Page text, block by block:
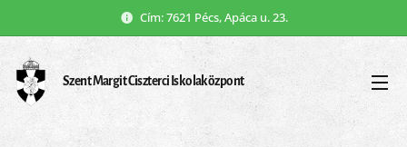
Cím: 7621 Pécs, Apáca u. 23.
Szent Margit Ciszterci Iskolaközpont